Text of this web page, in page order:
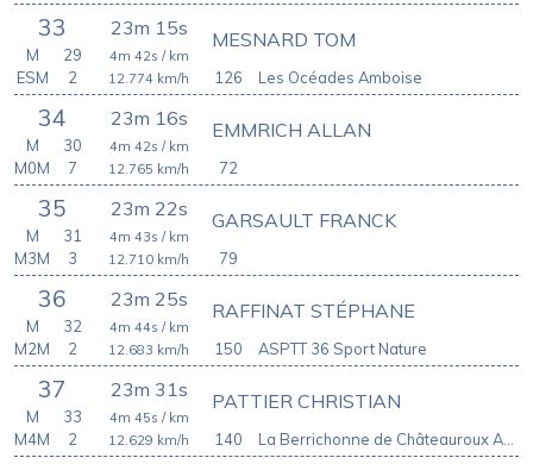
33 23m 15s
126
MESNARD TOM
4m 42s / km
12.774 km/h
M
29
ESM
2 Les Océades Amboise
34 23m 16s
72
EMMRICH ALLAN
4m 42s / km
12.765 km/h
M
30
M0M
7
35 23m 22s
79
GARSAULT FRANCK
4m 43s / km
12.710 km/h
M
31
M3M
3
36 23m 25s
150
RAFFINAT STÉPHANE
4m 44s / km
12.683 km/h
M
32
M2M
2 ASPTT 36 Sport Nature
37 23m 31s
140
PATTIER CHRISTIAN
4m 45s / km
12.629 km/h
M
33
M4M
2